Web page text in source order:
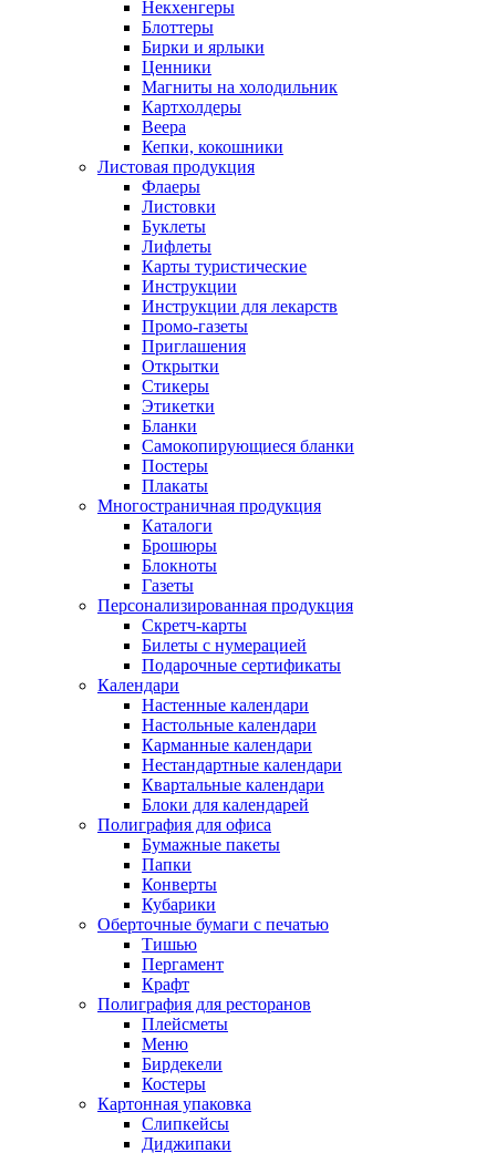
Некхенгеры
Блоттеры
Бирки и ярлыки
Ценники
Магниты на холодильник
Картхолдеры
Веера
Кепки, кокошники
Листовая продукция
Флаеры
Листовки
Буклеты
Лифлеты
Карты туристические
Инструкции
Инструкции для лекарств
Промо-газеты
Приглашения
Открытки
Стикеры
Этикетки
Бланки
Самокопирующиеся бланки
Постеры
Плакаты
Многостраничная продукция
Каталоги
Брошюры
Блокноты
Газеты
Персонализированная продукция
Скретч-карты
Билеты с нумерацией
Подарочные сертификаты
Календари
Настенные календари
Настольные календари
Карманные календари
Нестандартные календари
Квартальные календари
Блоки для календарей
Полиграфия для офиса
Бумажные пакеты
Папки
Конверты
Кубарики
Оберточные бумаги с печатью
Тишью
Пергамент
Крафт
Полиграфия для ресторанов
Плейсметы
Меню
Бирдекели
Костеры
Картонная упаковка
Слипкейсы
Диджипаки